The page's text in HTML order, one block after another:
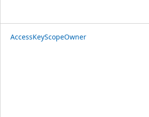
AccessKeyScopeOwner